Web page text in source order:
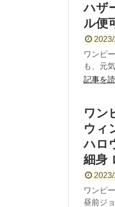
ハザ
ル便
ワンピ
も、元
記事を
ワン
ウィ
ハロ
細身
ワンピ
昼前ジ